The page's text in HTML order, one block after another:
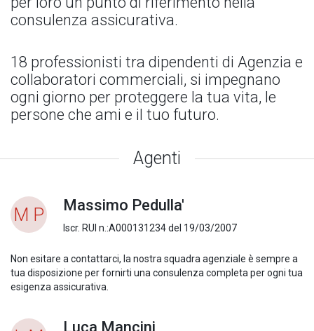
consulenza assicurativa.
18 professionisti tra dipendenti di Agenzia e
collaboratori commerciali, si impegnano
ogni giorno per proteggere la tua vita, le
persone che ami e il tuo futuro.
Agenti
M P Massimo Pedulla'
Iscr. RUI n.:A000131234 del 19/03/2007
Non esitare a contattarci, la nostra squadra agenziale è sempre a
tua disposizione per fornirti una consulenza completa per ogni tua
esigenza assicurativa.
Luca Mancini